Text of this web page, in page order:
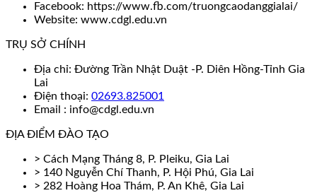
Facebook: https://www.fb.com/truongcaodanggialai/
Website: www.cdgl.edu.vn
TRỤ SỞ CHÍNH
Địa chỉ: Đường Trần Nhật Duật -P. Diên Hồng-Tỉnh Gia
Lai
Điện thoại: 02693.825001
Email : info@cdgl.edu.vn
ĐỊA ĐIỂM ĐÀO TẠO
> Cách Mạng Tháng 8, P. Pleiku, Gia Lai
> 140 Nguyễn Chí Thanh, P. Hội Phú, Gia Lai
> 282 Hoàng Hoa Thám, P. An Khê, Gia Lai